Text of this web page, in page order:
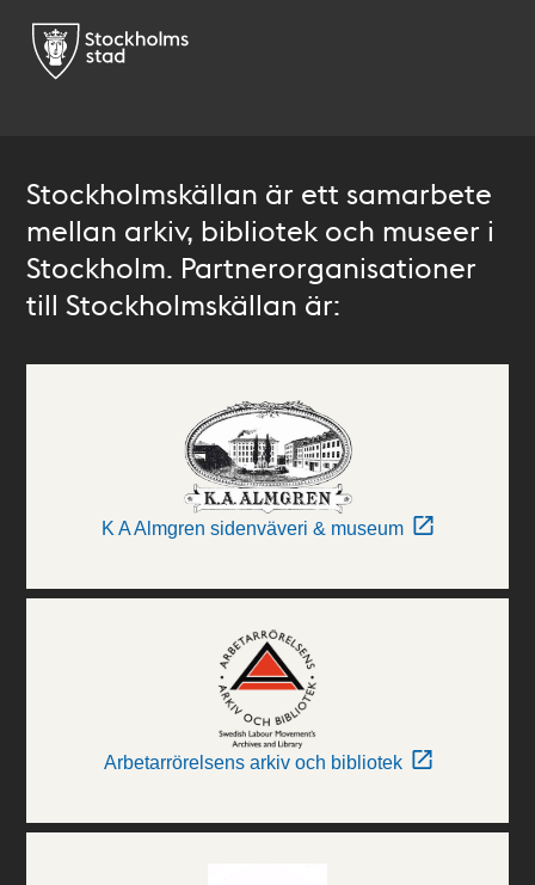
Stockholmskällan är ett samarbete
mellan arkiv, bibliotek och museer i
Stockholm. Partnerorganisationer
till Stockholmskällan är:
K A Almgren sidenväveri & museum
Arbetarrörelsens arkiv och bibliotek